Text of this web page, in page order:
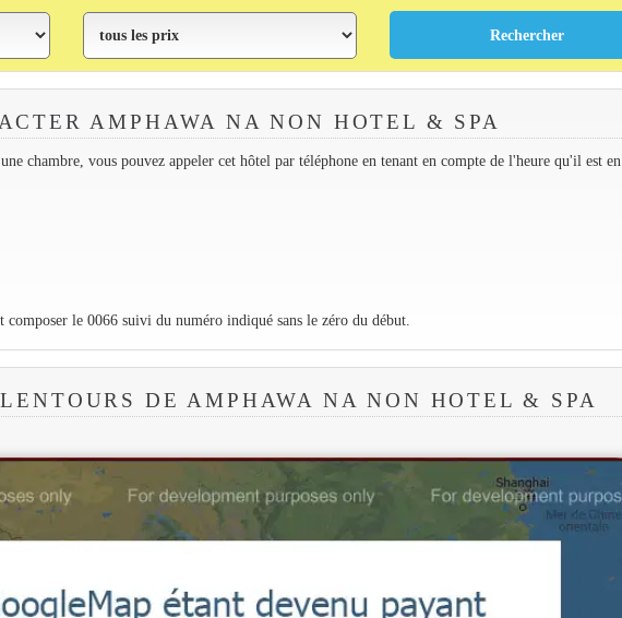
AMPHAWA NA NON HOTEL & SPA
chambre, vous pouvez appeler cet hôtel par téléphone en tenant en compte de l'heure qu'il est en
le 0066 suivi du numéro indiqué sans le zéro du début.
DE AMPHAWA NA NON HOTEL & SPA